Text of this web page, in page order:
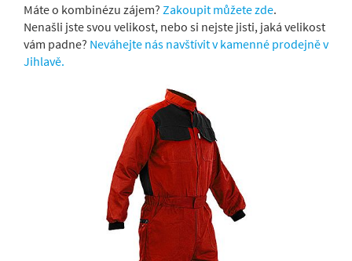
Máte o kombinézu zájem? Zakoupit můžete zde.
Nenašli jste svou velikost, nebo si nejste jisti, jaká velikost
vám padne? Neváhejte nás navštívit v kamenné prodejně v
Jihlavě.